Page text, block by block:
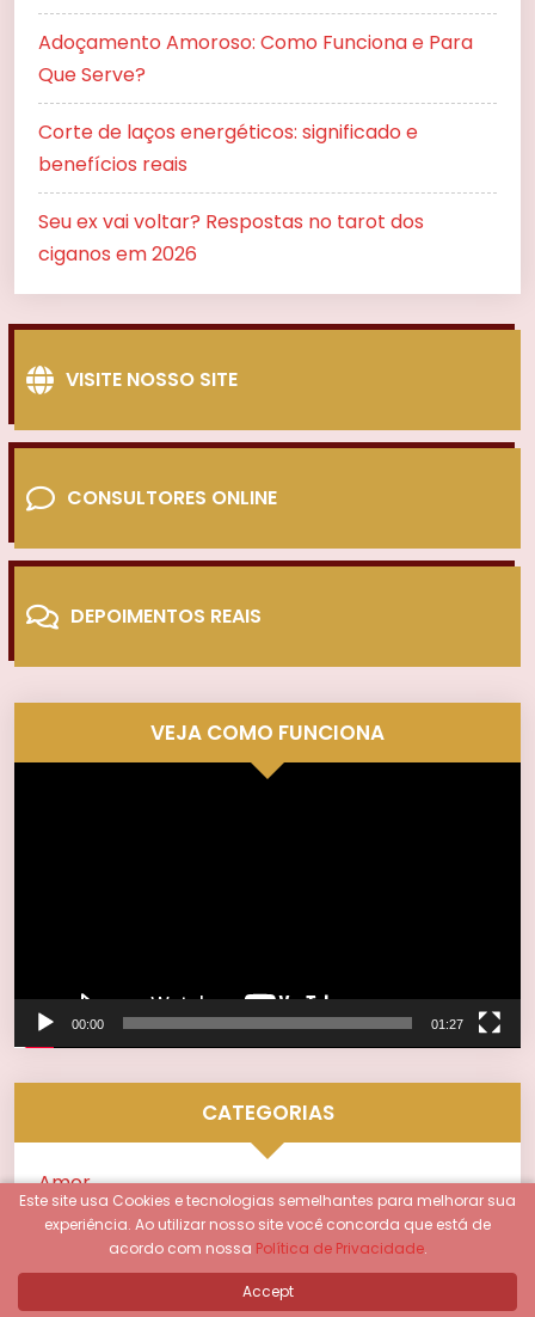
Adoçamento Amoroso: Como Funciona e Para
Que Serve?
Corte de laços energéticos: significado e
benefícios reais
Seu ex vai voltar? Respostas no tarot dos
ciganos em 2026
VISITE NOSSO SITE
CONSULTORES ONLINE
DEPOIMENTOS REAIS
VEJA COMO FUNCIONA
00:00 01:27
CATEGORIAS
Amor
Astrologia
Este site usa Cookies e tecnologias semelhantes para melhorar sua
experiência. Ao utilizar nosso site você concorda que está de
acordo com nossa Política de Privacidade.
Accept